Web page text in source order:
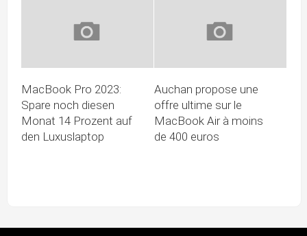
MacBook Pro 2023:
Spare noch diesen
Monat 14 Prozent auf
den Luxuslaptop
Auchan propose une
offre ultime sur le
MacBook Air à moins
de 400 euros